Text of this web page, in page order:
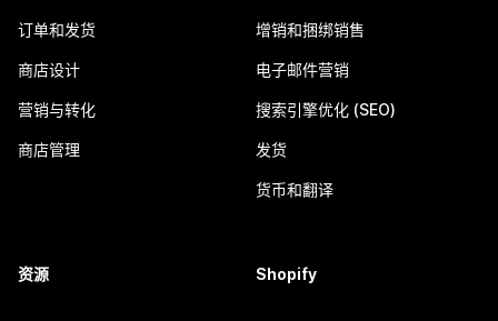
订单和发货
商店设计
营销与转化
商店管理
增销和捆绑销售
电子邮件营销
搜索引擎优化 (SEO)
发货
货币和翻译
资源 Shopify